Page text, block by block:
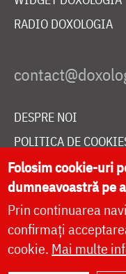
RADIO DOXOLOGIA
DESPRE NOI
POLITICA DE
DONEAZĂ ONLINE
LIVE
Folosim cookie-uri
dumneavoastră pe
Prin continuarea
confirmați
cookie. Mai multe